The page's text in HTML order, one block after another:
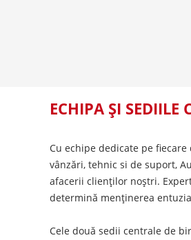
ECHIPA ȘI SEDIILE
Cu echipe dedicate pe
vânzări, tehnic si de suport,
afacerii clienților noștri.
determină menținerea
Cele două sedii centrale de